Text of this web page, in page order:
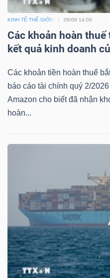
KINH TẾ THẾ GIỚI 09/08 14:00
Các khoản hoàn
kết quả kinh doanh
Các khoản tiền hoàn thuế
báo cáo tài chính quý 2/
Amazon cho biết đã nhận
hoàn...
Mã
khoán
(-)
Tất cả Cổ phiếu
Lãnh
đạo
tức
(-)
Bài
viết
của